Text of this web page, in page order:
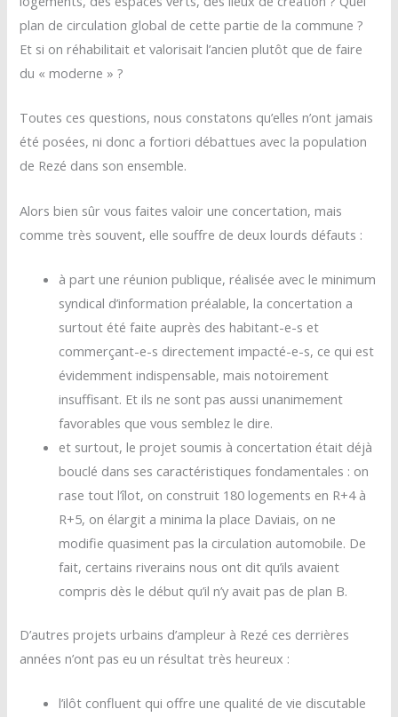
plan de circulation global de cette partie de la commune ?
Et si on réhabilitait et valorisait l’ancien plutôt que de faire
du « moderne » ?
Toutes ces questions, nous constatons qu’elles n’ont jamais
été posées, ni donc a fortiori débattues avec la population
de Rezé dans son ensemble.
Alors bien sûr vous faites valoir une concertation, mais
comme très souvent, elle souffre de deux lourds défauts :
à part une réunion publique, réalisée avec le minimum
syndical d’information préalable, la concertation a
surtout été faite auprès des habitant-e-s et
commerçant-e-s directement impacté-e-s, ce qui est
évidemment indispensable, mais notoirement
insuffisant. Et ils ne sont pas aussi unanimement
favorables que vous semblez le dire.
et surtout, le projet soumis à concertation était déjà
bouclé dans ses caractéristiques fondamentales : on
rase tout l’îlot, on construit 180 logements en R+4 à
R+5, on élargit a minima la place Daviais, on ne
modifie quasiment pas la circulation automobile. De
fait, certains riverains nous ont dit qu’ils avaient
compris dès le début qu’il n’y avait pas de plan B.
D’autres projets urbains d’ampleur à Rezé ces derrières
années n’ont pas eu un résultat très heureux :
l’ilôt confluent qui offre une qualité de vie discutable